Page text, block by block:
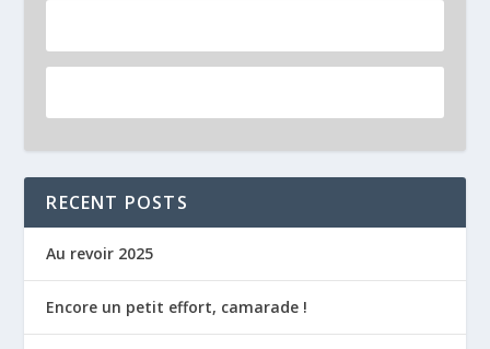
RECENT POSTS
Au revoir 2025
Encore un petit effort, camarade !